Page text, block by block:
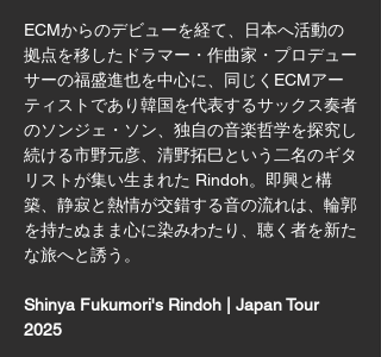
ECMからのデビューを経て、日本へ活動の
拠点を移したドラマー・作曲家・プロデュー
サーの福盛進也を中心に、同じくECMアー
ティストであり韓国を代表するサックス奏者
のソンジェ・ソン、独自の音楽哲学を探究し
続ける市野元彦、清野拓巳という二名のギタ
リストが集い生まれた Rindoh。即興と構
築、静寂と熱情が交錯する音の流れは、輪郭
を持たぬまま心に染みわたり、聴く者を新た
な旅へと誘う。
Shinya Fukumori's Rindoh | Japan Tour
2025